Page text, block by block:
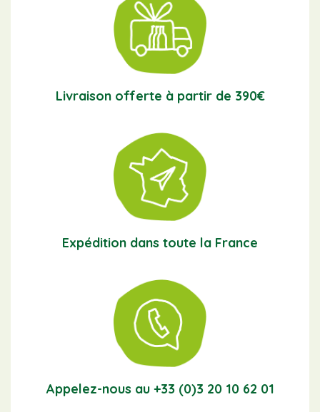
Livraison offerte à partir de 390€
Expédition dans toute la France
Appelez-nous au +33 (0)3 20 10 62 01